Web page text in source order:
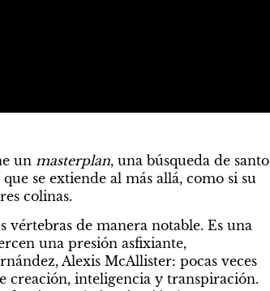
un masterplan, una búsqueda de santo
se extiende al más allá, como si su
colinas.
vértebras de manera notable. Es una
una presión asfixiante,
Alexis McAllister: pocas veces
creación, inteligencia y transpiración.